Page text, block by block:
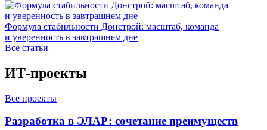
Формула стабильности Донстрой: масштаб, команда
и уверенность в завтрашнем дне
Все статьи
ИТ-проекты
Все проекты
Разработка в ЭЛАР: сочетание преимуществ